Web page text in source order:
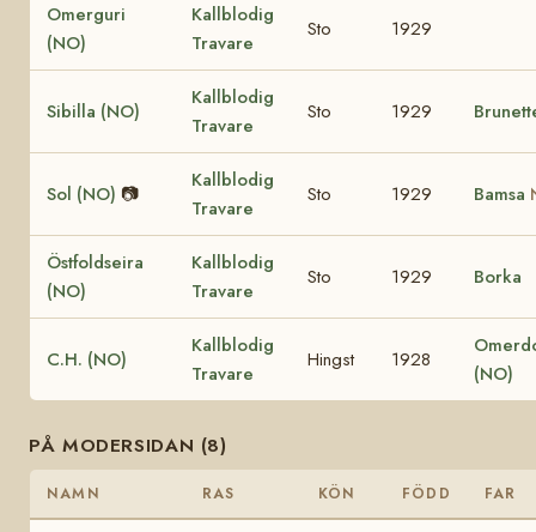
Omerguri
(NO)
Kallblodig
Travare
Sto 1929
Sibilla (NO)
Kallblodig
Travare
Sto 1929
Sol (NO) 📷
Kallblodig
Travare
Sto 1929 Bamsa
Östfoldseira
(NO)
Kallblodig
Travare
Sto 1929 Borka
C.H. (NO)
Kallblodig
Travare
Hingst 1928
(NO)
PÅ MODERSIDAN (8)
NAMN RAS KÖN FÖDD FAR